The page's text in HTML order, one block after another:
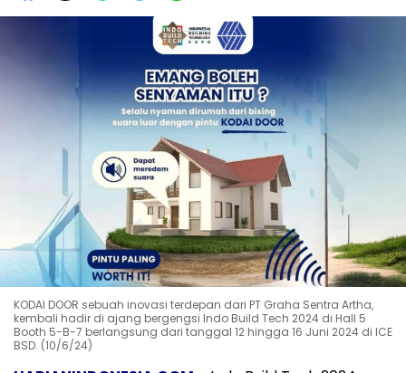
KODAI DOOR sebuah inovasi terdepan dari PT Graha Sentra Artha,
kembali hadir di ajang bergengsi Indo Build Tech 2024 di Hall 5
Booth 5-B-7 berlangsung dari tanggal 12 hingga 16 Juni 2024 di ICE
BSD. (10/6/24)